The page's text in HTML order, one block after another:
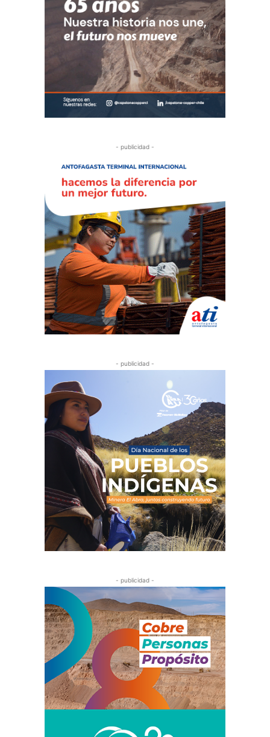
- publicidad -
- publicidad -
- publicidad -